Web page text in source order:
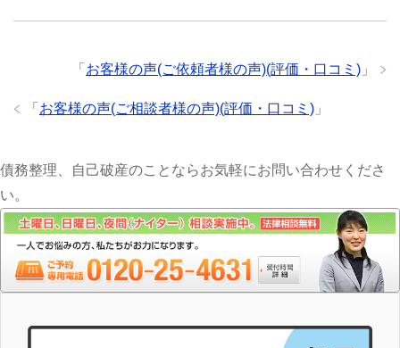
「 お客様の声(ご依頼者様の声)(評価・口コミ) 」
「 お客様の声(ご相談者様の声)(評価・口コミ) 」
債務整理、自己破産のことならお気軽にお問い合わせくださ
い。